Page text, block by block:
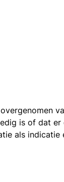
is of dat
als indicatie